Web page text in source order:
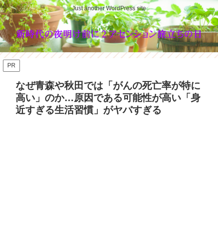
Just another WordPress site
PR
なぜ青森や秋田では「がんの死亡率が特に
高い」のか…原因である可能性が高い「身
近すぎる生活習慣」がヤバすぎる